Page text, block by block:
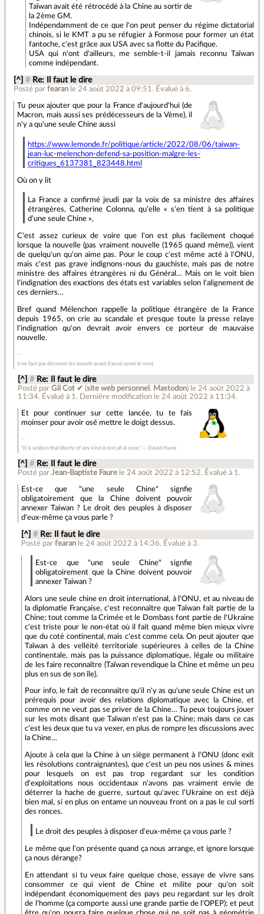
Taïwan avait été rétrocédé à la Chine au sortir de
la 2ème GM.
Indépendamment de ce que l'on peut penser du régime dictatorial
chinois, si le KMT a pu se réfugier à Formose pour former un état
fantoche, c'est grâce aux USA avec sa flotte du Pacifique.
USA qui n'ont d'ailleurs, me semble-t-il jamais reconnu Taïwan
comme indépendant.
[^] # Re: Il faut le dire
Posté parfearan le 24 août 2022 à 09:51 . Évalué à6.
Tu peux ajouter que pour la France d'aujourd'hui (de
Macron, mais aussi ses prédécesseurs de la Vème), il
n'y a qu'une seule Chine aussi
https://www.lemonde.fr/politique/article/2022/08/06/taiwan-
jean-luc-melenchon-defend-sa-position-malgre-les-
critiques_6137381_823448.html
Où on y lit
La France a confirmé jeudi par la voix de sa ministre des affaires
étrangères, Catherine Colonna, qu’elle « s’en tient à sa politique
d’une seule Chine »,
C'est assez curieux de voire que l'on est plus facilement choqué
lorsque la nouvelle (pas vraiment nouvelle (1965 quand même)), vient
de quelqu'un qu'on aime pas. Pour le coup c'est même acté à l'ONU,
mais c'est pas grave indignons-nous du gauchiste, mais pas de notre
ministre des affaires étrangères ni du Général… Mais on le voit bien
l'indignation des exactions des états est variables selon l'alignement de
ces derniers…
Bref quand Mélenchon rappelle la politique étrangère de la France
depuis 1965, on crie au scandale et presque toute la presse relaye
l'indignation qu'on devrait avoir envers ce porteur de mauvaise
nouvelle.
Il ne faut pas décorner les boeufs avant d'avoir semé le vent
[^] # Re: Il faut le dire
Posté par Gil Cot ✔ (site web personnel , Mastodon) le 24 août 2022 à
11:34. Évalué à 1 . Dernière modification le 24 août 2022 à 11:34.
Et pour continuer sur cette lancée, tu te fais
moinser pour avoir osé mettre le doigt dessus.
“It is seldom that liberty of any kind is lost all at once.” ― David Hume
[^] # Re: Il faut le dire
Posté par Jean-Baptiste Faure le 24 août 2022 à 12:52.Évalué à 1.
Est-ce que "une seule Chine" signfie
obligatoirement que la Chine doivent pouvoir
annexer Taiwan ? Le droit des peuples à disposer
d'eux-même ça vous parle ?
[^] # Re: Il faut le dire
Posté parfearan le 24 août 2022 à 14:36. Évalué à 3.
Est-ce que "une seule Chine" signfie
obligatoirement que la Chine doivent pouvoir
annexer Taiwan ?
Alors une seule chine en droit international, à l'ONU, et au niveau de
la diplomatie Française, c'est reconnaître que Taïwan fait partie de la
Chine; tout comme la Crimée et le Dombass font partie de l'Ukraine
c'est triste pour le non-état où il fait quand même bien mieux vivre
que du coté continental, mais c'est comme cela. On peut ajouter que
Taïwan à des velléité territoriale supérieures à celles de la Chine
continentale, mais pas la puissance diplomatique, légale ou militaire
de les faire reconnaître (Taïwan revendique la Chine et même un peu
plus en sus de son île).
Pour info, le fait de reconnaître qu'il n'y as qu'une seule Chine est un
prérequis pour avoir des relations diplomatique avec la Chine, et
comme on ne veut pas se priver de la Chine… Tu peux toujours jouer
sur les mots disant que Taïwan n'est pas la Chine; mais dans ce cas
c'est les deux que tu va vexer, en plus de rompre les discussions avec
la Chine…
Ajoute à cela que la Chine à un siège permanent à l'ONU (donc exit
les résolutions contraignantes), que c'est un peu nos usines & mines
pour lesquels on est pas trop regardant sur les condition
d'exploitations nous occidentaux n'avons pas vraiment envie de
déterrer la hache de guerre, surtout qu'avec l'Ukraine on est déjà
bien mal, si en plus on entame un nouveau front on a pas le cul sorti
des ronces.
Le droit des peuples à disposer d'eux-même ça vous parle ?
Le même que l'on présente quand ça nous arrange, et ignore lorsque
ça nous dérange?
En attendant si tu veux faire quelque chose, essaye de vivre sans
consommer ce qui vient de Chine et milite pour qu'on soit
indépendant économiquement des pays peu regardant sur les droit
de l'homme (ça comporte aussi une grande partie de l'OPEP); et peut